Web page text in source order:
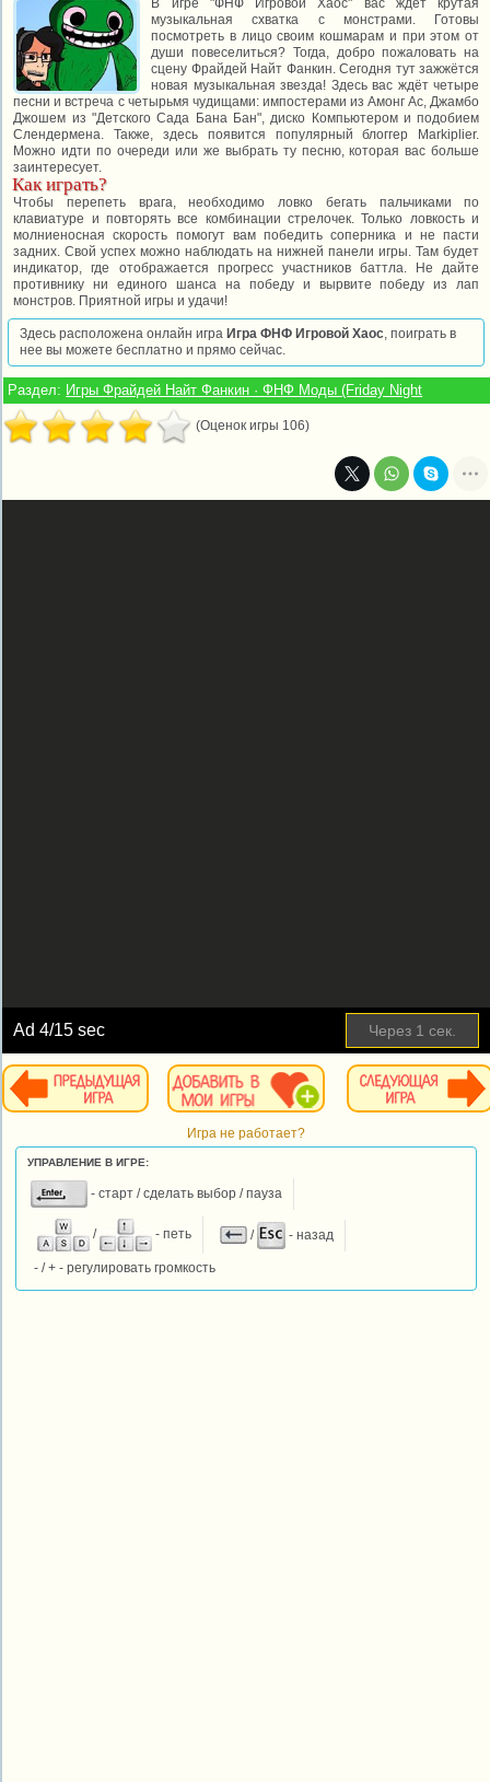
В игре "ФНФ Игровой Хаос" вас ждёт крутая
музыкальная схватка с монстрами. Готовы
посмотреть в лицо своим кошмарам и при этом от
души повеселиться? Тогда, добро пожаловать на
сцену Фрайдей Найт Фанкин. Сегодня тут зажжётся
новая музыкальная звезда! Здесь вас ждёт четыре
песни и встреча с четырьмя чудищами: импостерами из Амонг Ас, Джамбо
Джошем из "Детского Сада Бана Бан", диско Компьютером и подобием
Слендермена. Также, здесь появится популярный блоггер Markiplier.
Можно идти по очереди или же выбрать ту песню, которая вас больше
заинтересует.
Как играть?
Чтобы перепеть врага, необходимо ловко бегать пальчиками по
клавиатуре и повторять все комбинации стрелочек. Только ловкость и
молниеносная скорость помогут вам победить соперника и не пасти
задних. Свой успех можно наблюдать на нижней панели игры. Там будет
индикатор, где отображается прогресс участников баттла. Не дайте
противнику ни единого шанса на победу и вырвите победу из лап
монстров. Приятной игры и удачи!
Здесь расположена онлайн игра Игра ФНФ Игровой Хаос, поиграть в
нее вы можете бесплатно и прямо сейчас.
Раздел: Игры Фрайдей Найт Фанкин · ФНФ Моды (Friday Night
(Оценок игры 106)
Ad4/15 sec Через 1 сек.
Игра не работает?
УПРАВЛЕНИЕ В ИГРЕ:
- старт / сделать выбор / пауза
/ - петь / - назад
- / + - регулировать громкость